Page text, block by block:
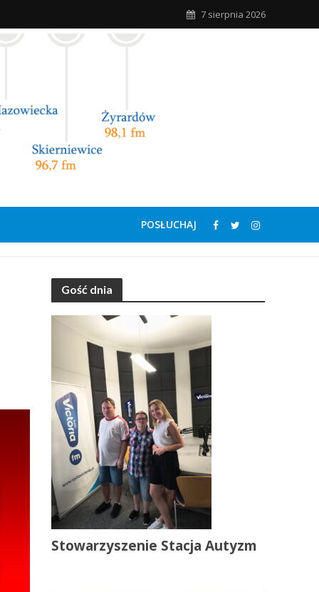
7 sierpnia 2026
POSŁUCHAJ
Gość dnia
Stowarzyszenie Stacja Autyzm